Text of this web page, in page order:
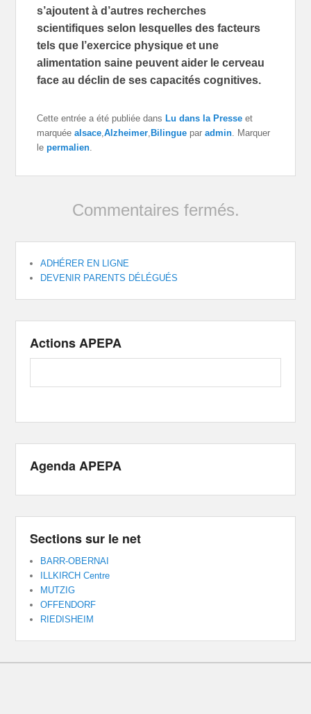
s’ajoutent à d’autres recherches
scientifiques selon lesquelles des facteurs
tels que l’exercice physique et une
alimentation saine peuvent aider le cerveau
face au déclin de ses capacités cognitives.
Cette entrée a été publiée dansLu dans la Presse et
marquéealsace ,Alzheimer ,Bilingue paradmin . Marquer
lepermalien
Commentaires fermés.
ADHÉRER EN LIGNE
DEVENIR PARENTS DÉLÉGUÉS
Actions APEPA
Agenda APEPA
Sections sur le net
BARR-OBERNAI
ILLKIRCH Centre
MUTZIG
OFFENDORF
RIEDISHEIM